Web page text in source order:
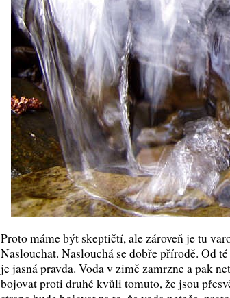
Proto máme být skeptičtí, ale zároveň je tu
Naslouchat. Naslouchá se dobře přírodě. Od
je jasná pravda. Voda v zimě zamrzne a pak
bojovat proti druhé kvůli tomuto, že jsou